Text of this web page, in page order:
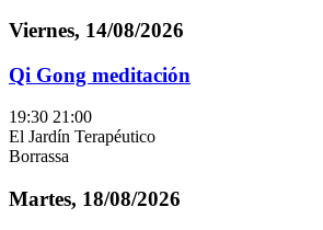
Viernes, 14/08/2026
Qi Gong meditación
19:30 21:00
El Jardín Terapéutico
Borrassa
Martes, 18/08/2026